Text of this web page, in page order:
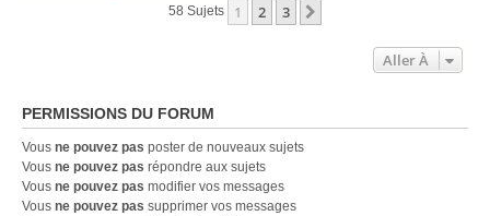
58 Sujets 1 2 3
Aller À
PERMISSIONS DU FORUM
Vous ne pouvez pas poster de nouveaux sujets
Vous ne pouvez pas répondre aux sujets
Vous ne pouvez pas modifier vos messages
Vous ne pouvez pas supprimer vos messages